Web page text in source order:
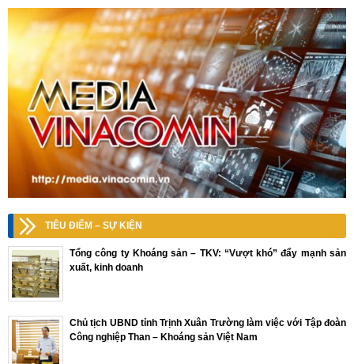
TIÊU ĐIỂM – SỰ KIỆN
Tổng công ty Khoáng sản – TKV: “Vượt khó” đẩy mạnh sản
xuất, kinh doanh
Chủ tịch UBND tỉnh Trịnh Xuân Trường làm việc với Tập đoàn
Công nghiệp Than – Khoáng sản Việt Nam